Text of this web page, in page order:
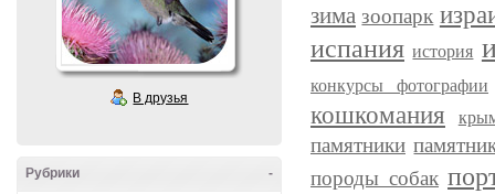
В друзья
-
Рубрики
зима зоопарк
испания история
конкурсы фотографии
кошкомания
памятники
породы собак